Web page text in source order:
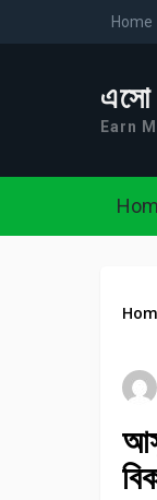
Home
Earn